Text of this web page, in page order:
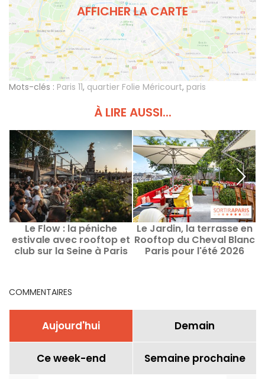
AFFICHER LA CARTE
Mots-clés : Paris 11, quartier Folie Méricourt, paris
À LIRE AUSSI...
Le Flow : la péniche
estivale avec rooftop et
club sur la Seine à Paris
Le Jardin, la terrasse en
Rooftop du Cheval Blanc
Paris pour l'été 2026
COMMENTAIRES
Aujourd'hui Demain
Ce week-end Semaine prochaine